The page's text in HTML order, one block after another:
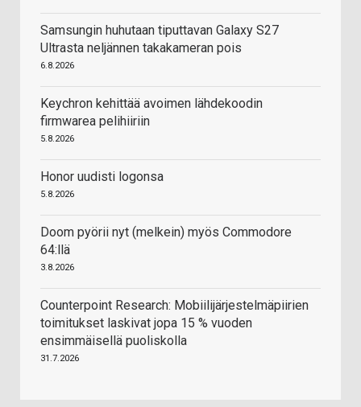
Samsungin huhutaan tiputtavan Galaxy S27
Ultrasta neljännen takakameran pois
6.8.2026
Keychron kehittää avoimen lähdekoodin
firmwarea pelihiiriin
5.8.2026
Honor uudisti logonsa
5.8.2026
Doom pyörii nyt (melkein) myös Commodore
64:llä
3.8.2026
Counterpoint Research: Mobiilijärjestelmäpiirien
toimitukset laskivat jopa 15 % vuoden
ensimmäisellä puoliskolla
31.7.2026